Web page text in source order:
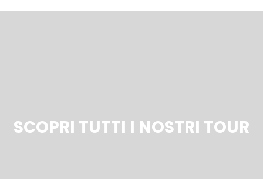
SCOPRI TUTTI I NOSTRI TOUR